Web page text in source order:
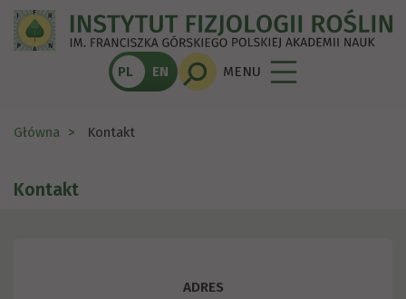
PL EN MENU
Główna Kontakt
Kontakt
ADRES